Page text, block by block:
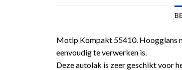
Motip Kompakt 55410. Hoogglans
eenvoudig te verwerken is.
Deze autolak is zeer geschikt voor